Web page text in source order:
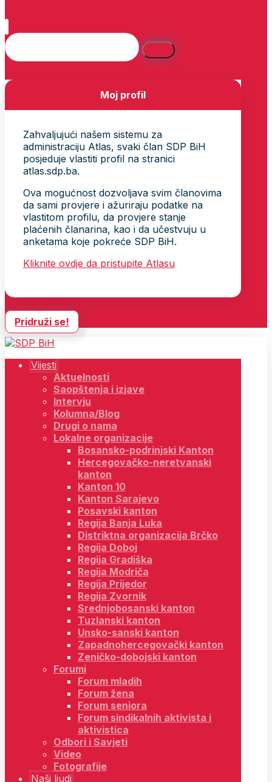
Moj profil
Zahvaljujući našem sistemu za
administraciju Atlas, svaki član SDP BiH
posjeduje vlastiti profil na stranici
atlas.sdp.ba.
Ova mogućnost dozvoljava svim članovima
da sami provjere i ažuriraju podatke na
vlastitom profilu, da provjere stanje
plaćenih članarina, kao i da učestvuju u
anketama koje pokreće SDP BiH.
Kliknite ovdje da pristupite Atlasu
Pridruži se!
Vijesti
Aktuelnosti
Saopštenja i izjave
Intervju
Kolumna/Blog
Drugi o nama
Lokalne organizacije
Bosansko-podrinjski Kanton
Hercegovačko-neretvanski
kanton
Kanton 10
Kanton Sarajevo
Posavski kanton
Regija Banja Luka
Distriktna organizacija Brčko
Regija Doboj
Regija Gradiška
Regija Modriča
Regija Prijedor
Regija Zvornik
Srednjobosanski kanton
Tuzlanski kanton
Unsko-sanski kanton
Zapadnohercegovački kanton
Zeničko-dobojski kanton
Forumi
Forum mladih
Forum žena
Forum seniora
Forum sindikalnih aktivista i
aktivistica
Odbori i Savjeti
Video
Fotografije
Naši ljudi